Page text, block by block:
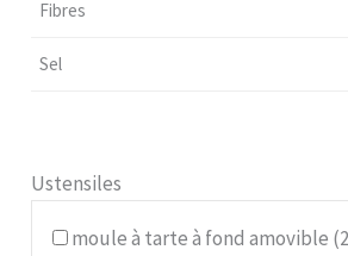
Fibres
Sel
Ustensiles
moule à tarte à fond amovible